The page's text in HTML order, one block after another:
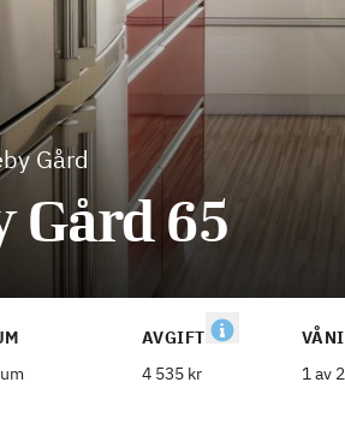
Gård
Gård 65
AVGIFT
4 535 kr
1 av 2